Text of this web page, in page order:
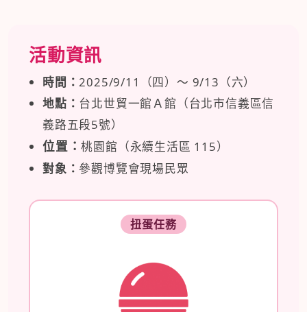
活動資訊
時間：2025/9/11（四）～ 9/13（六）
地點： 台北世貿一館Ａ館（台北市信義區信
義路五段5號）
位置：桃園館（永續生活區 115）
對象： 參觀博覽會現場民眾
扭蛋任務